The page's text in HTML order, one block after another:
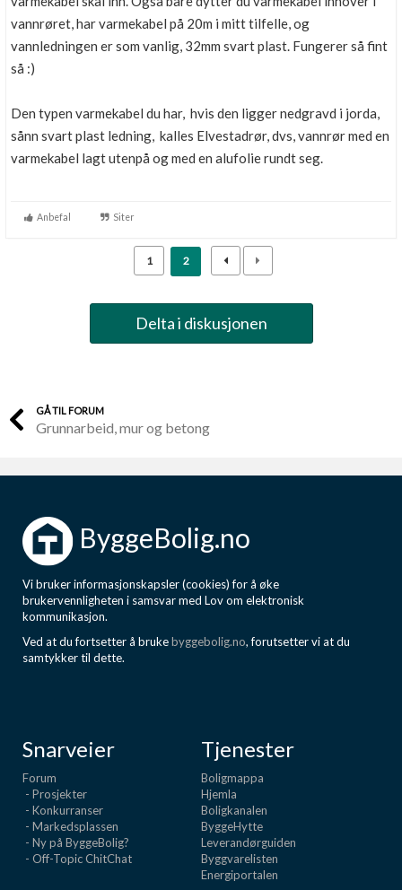
vannrøret, har varmekabel på 20m i mitt tilfelle, og
vannledningen er som vanlig, 32mm svart plast. Fungerer så fint
så :)
Den typen varmekabel du har, hvis den ligger nedgravd i jorda,
sånn svart plast ledning, kalles Elvestadrør, dvs, vannrør med en
varmekabel lagt utenpå og med en alufolie rundt seg.
Anbefal Siter
1 2
Delta i diskusjonen
GÅ TIL FORUM
Grunnarbeid, mur og betong
ByggeBolig.no
Vi bruker informasjonskapsler (cookies) for å øke
brukervennligheten i samsvar med Lov om elektronisk
kommunikasjon.
Ved at du fortsetter å brukebyggebolig.no, forutsetter vi at du
samtykker til dette.
Snarveier
Forum
- Prosjekter
- Konkurranser
- Markedsplassen
- Ny på ByggeBolig?
- Off-Topic ChitChat
Tjenester
Boligmappa
Hjemla
Boligkanalen
ByggeHytte
Leverandørguiden
Byggvarelisten
Energiportalen